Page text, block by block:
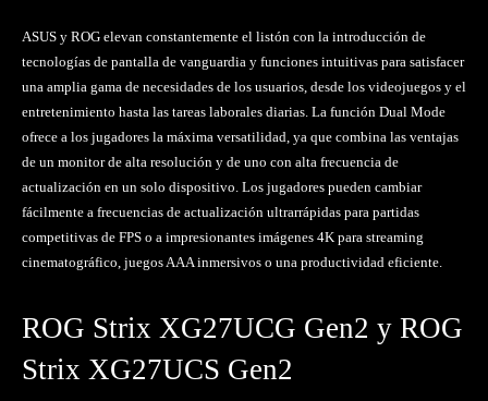
ASUS y ROG elevan constantemente el listón con la introducción de
tecnologías de pantalla de vanguardia y funciones intuitivas para satisfacer
una amplia gama de necesidades de los usuarios, desde los videojuegos y el
entretenimiento hasta las tareas laborales diarias. La función Dual Mode
ofrece a los jugadores la máxima versatilidad, ya que combina las ventajas
de un monitor de alta resolución y de uno con alta frecuencia de
actualización en un solo dispositivo. Los jugadores pueden cambiar
fácilmente a frecuencias de actualización ultrarrápidas para partidas
competitivas de FPS o a impresionantes imágenes 4K para streaming
cinematográfico, juegos AAA inmersivos o una productividad eficiente.
ROG Strix XG27UCG Gen2 y ROG
Strix XG27UCS Gen2